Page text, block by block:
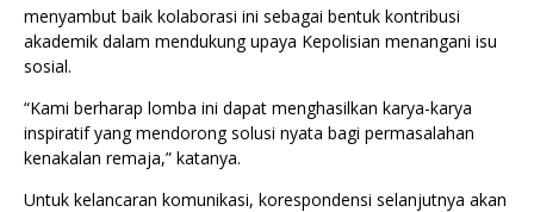
menyambut baik kolaborasi ini sebagai bentuk kontribusi
akademik dalam mendukung upaya Kepolisian menangani isu
sosial.
“Kami berharap lomba ini dapat menghasilkan karya-karya
inspiratif yang mendorong solusi nyata bagi permasalahan
kenakalan remaja,” katanya.
Untuk kelancaran komunikasi, korespondensi selanjutnya akan